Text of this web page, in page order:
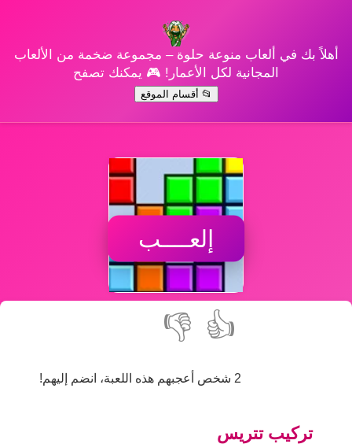
أهلاً بك في ألعاب منوعة حلوة – مجموعة ضخمة من الألعاب
المجانية لكل الأعمار! 🎮 يمكنك تصفح
📂 أقسام الموقع
إلعــــب
👍
👎
2 شخص أعجبهم هذه اللعبة، انضم إليهم!
تركيب تتريس